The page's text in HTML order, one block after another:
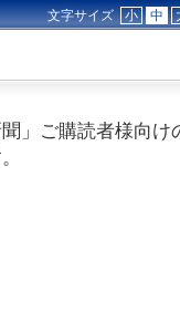
文字サイズ 小 中
」ご購読者様向け